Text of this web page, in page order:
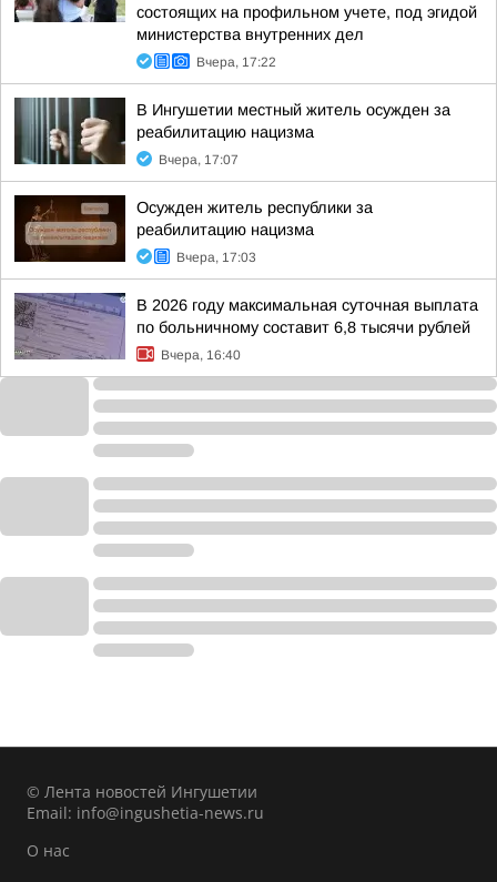
состоящих на профильном учете, под эгидой
министерства внутренних дел
Вчера, 17:22
В Ингушетии местный житель осужден за
реабилитацию нацизма
Вчера, 17:07
Осужден житель республики за
реабилитацию нацизма
Вчера, 17:03
В 2026 году максимальная суточная выплата
по больничному составит 6,8 тысячи рублей
Вчера, 16:40
© Лента новостей Ингушетии
Email: info@ingushetia-news.ru
О нас